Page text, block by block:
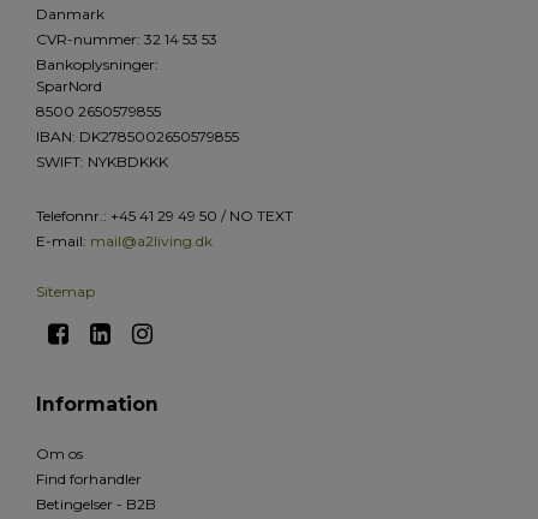
Danmark
CVR-nummer: 32 14 53 53
Bankoplysninger:
SparNord
8500 2650579855
IBAN: DK2785002650579855
SWIFT: NYKBDKKK
Telefonnr.: +45 41 29 49 50 / NO TEXT
E-mail: mail@a2living.dk
Sitemap
Information
Om os
Find forhandler
Betingelser - B2B